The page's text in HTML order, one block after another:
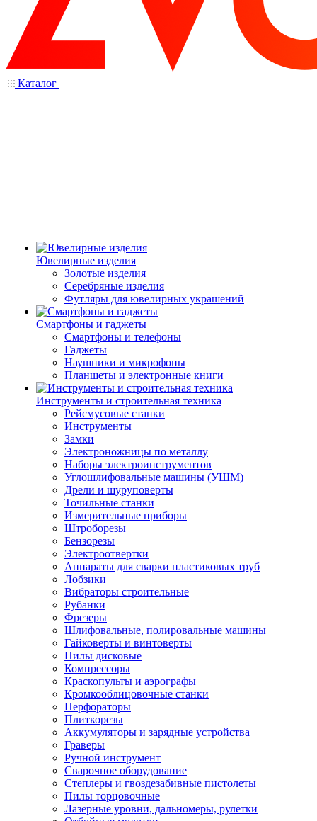
Каталог
Ювелирные изделия
Золотые изделия
Серебряные изделия
Футляры для ювелирных украшений
Смартфоны и гаджеты
Смартфоны и телефоны
Гаджеты
Наушники и микрофоны
Планшеты и электронные книги
Инструменты и строительная техника
Рейсмусовые станки
Инструменты
Замки
Электроножницы по металлу
Наборы электроинструментов
Углошлифовальные машины (УШМ)
Дрели и шуруповерты
Точильные станки
Измерительные приборы
Штроборезы
Бензорезы
Электроотвертки
Аппараты для сварки пластиковых труб
Лобзики
Вибраторы строительные
Рубанки
Фрезеры
Шлифовальные, полировальные машины
Гайковерты и винтоверты
Пилы дисковые
Компрессоры
Краскопульты и аэрографы
Кромкооблицовочные станки
Перфораторы
Плиткорезы
Аккумуляторы и зарядные устройства
Граверы
Ручной инструмент
Сварочное оборудование
Степлеры и гвоздезабивные пистолеты
Пилы торцовочные
Лазерные уровни, дальномеры, рулетки